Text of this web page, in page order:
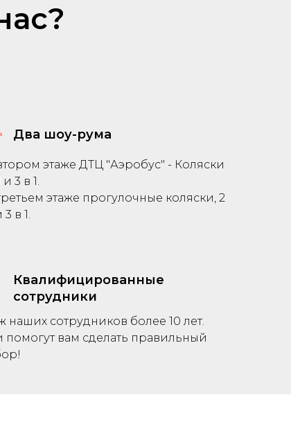
Два шоу-рума
этаже ДТЦ "Аэробус" - Коляски
и 3 в 1.
этаже прогулочные коляски, 2
3 в 1.
Квалифицированные
сотрудники
наших сотрудников более 10 лет.
помогут вам сделать правильный